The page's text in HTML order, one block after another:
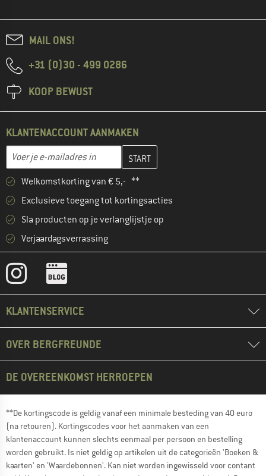
MAIL ONS!
+31 (0)30 - 499 0286
KOOP BEWUST
KLANTENACCOUNT AANMAKEN
E-mailadres
Vul je e-mailadres hier in en maak in de volgende stap je
Welkomstkorting van € 5,- **
Exclusieve toegang tot kortingsacties
Sla producten op je verlanglijstje op
Verjaardagsverrassing
KLANTENSERVICE
OVER BERGFREUNDE
DE OVEREENKOMST HERROEPEN
**De kortingscode is geldig vanaf een minimale besteding van 40 euro
(na retouren). Kortingscodes voor het aanmaken van een
klantenaccount kunnen slechts eenmaal per persoon en bestelling
worden gebruikt. Is niet geldig op artikelen uit de categorieën 'Boeken &
kaarten' en 'Waardebonnen'. Kan niet worden ingewisseld voor contant